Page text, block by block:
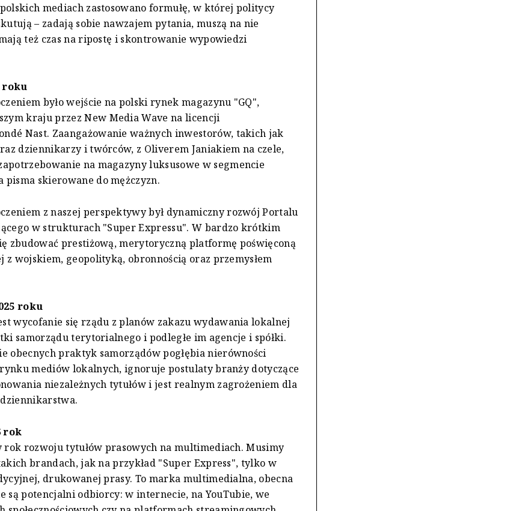
mediach zastosowano formułę, w której politycy
– zadają sobie nawzajem pytania, muszą na nie
też czas na ripostę i skontrowanie wypowiedzi
roku
było wejście na polski rynek magazynu "GQ",
kraju przez New Media Wave na licencji
Nast. Zaangażowanie ważnych inwestorów, takich jak
dziennikarzy i twórców, z Oliverem Janiakiem na czele,
na magazyny luksusowe w segmencie
skierowane do mężczyzn.
z naszej perspektywy był dynamiczny rozwój Portalu
w strukturach "Super Expressu". W bardzo krótkim
zbudować prestiżową, merytoryczną platformę poświęconą
z wojskiem, geopolityką, obronnością oraz przemysłem
roku
wycofanie się rządu z planów zakazu wydawania lokalnej
samorządu terytorialnego i podległe im agencje i spółki.
obecnych praktyk samorządów pogłębia nierówności
mediów lokalnych, ignoruje postulaty branży dotyczące
niezależnych tytułów i jest realnym zagrożeniem dla
rok
rok rozwoju tytułów prasowych na multimediach. Musimy
brandach, jak na przykład "Super Express", tylko w
drukowanej prasy. To marka multimedialna, obecna
są potencjalni odbiorcy: w internecie, na YouTubie, we